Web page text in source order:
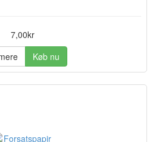
7,00kr
Køb nu